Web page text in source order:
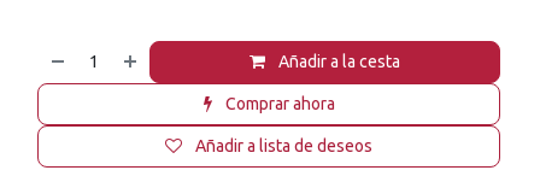
Añadir a la cesta
Comprar ahora
Añadir a lista de deseos